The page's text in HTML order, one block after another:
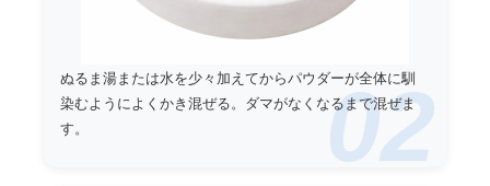
02
ぬるま湯または水を少々加えてからパウダーが全体に馴
染むようによくかき混ぜる。ダマがなくなるまで混ぜま
す。